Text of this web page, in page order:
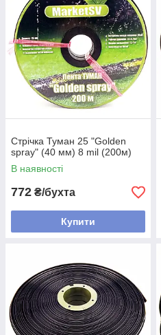
Стрічка Туман 25 "Golden
spray" (40 мм) 8 mil (200м)
В наявності
772 ₴/бухта
Купити